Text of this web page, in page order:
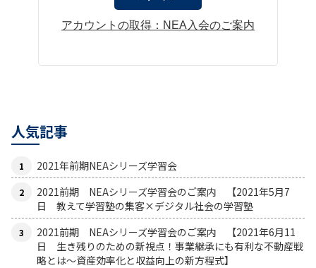
アカウントの取得：NEA入会のご案内
人気記事
2021年前期NEAシリーズ学習会
2021前期 NEAシリーズ学習会のご案内 【2021年5月7
日 教えて学習塾の集客×デジタル社会の学習塾
2021前期 NEAシリーズ学習会のご案内 【2021年6月11
日 生き残りのための新視点！事業継承にも有利な不動産戦
略とは〜資産効率化と収益向上の新方程式】